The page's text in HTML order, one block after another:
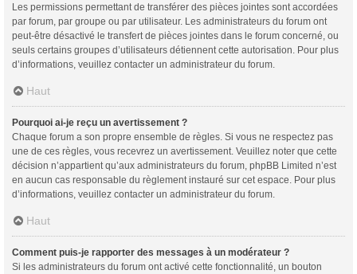
Les permissions permettant de transférer des pièces jointes sont accordées
par forum, par groupe ou par utilisateur. Les administrateurs du forum ont
peut-être désactivé le transfert de pièces jointes dans le forum concerné, ou
seuls certains groupes d’utilisateurs détiennent cette autorisation. Pour plus
d’informations, veuillez contacter un administrateur du forum.
Haut
Pourquoi ai-je reçu un avertissement ?
Chaque forum a son propre ensemble de règles. Si vous ne respectez pas
une de ces règles, vous recevrez un avertissement. Veuillez noter que cette
décision n’appartient qu’aux administrateurs du forum, phpBB Limited n’est
en aucun cas responsable du règlement instauré sur cet espace. Pour plus
d’informations, veuillez contacter un administrateur du forum.
Haut
Comment puis-je rapporter des messages à un modérateur ?
Si les administrateurs du forum ont activé cette fonctionnalité, un bouton